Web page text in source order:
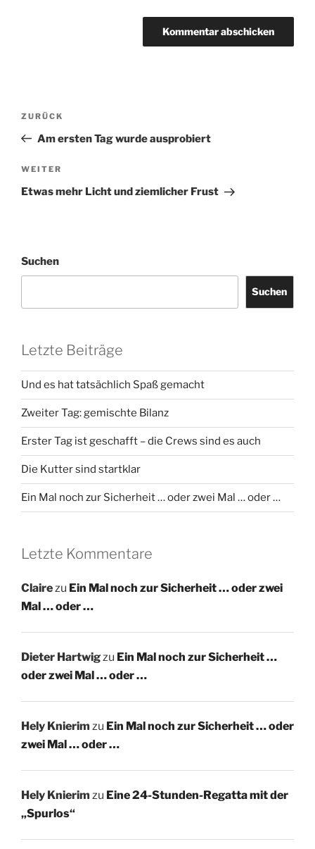
Beitragsnavigation
Vorheriger
Beitrag
ZURÜCK
Am ersten Tag wurde ausprobiert
Nächster
Beitrag
WEITER
Etwas mehr Licht und ziemlicher Frust
Suchen
Suchen
Letzte Beiträge
Und es hat tatsächlich Spaß gemacht
Zweiter Tag: gemischte Bilanz
Erster Tag ist geschafft – die Crews sind es auch
Die Kutter sind startklar
Ein Mal noch zur Sicherheit … oder zwei Mal … oder …
Letzte Kommentare
Clairezu Ein Mal noch zur Sicherheit … oder zwei
Mal … oder …
Dieter Hartwigzu Ein Mal noch zur Sicherheit …
oder zwei Mal … oder …
Hely Knierim zu Ein Mal noch zur Sicherheit … oder
zwei Mal … oder …
Hely Knierim zu Eine 24-Stunden-Regatta mit der
„Spurlos“